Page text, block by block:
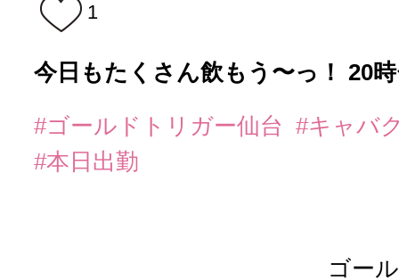
1
今日もたくさん飲もう〜っ！ 20
#ゴールドトリガー仙台
#キャバ
#本日出勤
ゴー